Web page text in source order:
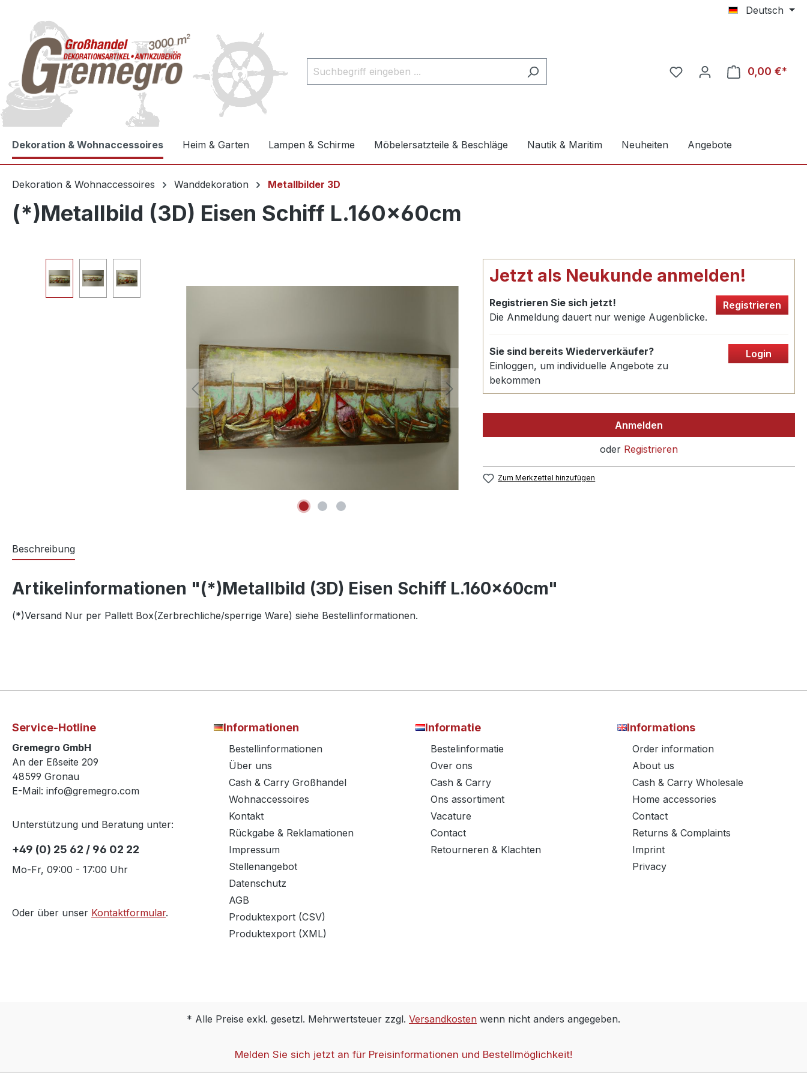
Deutsch
0,00 €*
Dekoration & Wohnaccessoires Heim & Garten Lampen & Schirme Möbelersatzteile & Beschläge Nautik & Maritim Neuheiten Angebote
Dekoration & Wohnaccessoires Wanddekoration Metallbilder 3D
(*)Metallbild (3D) Eisen Schiff L.160x60cm
Jetzt als Neukunde anmelden!
Registrieren Sie sich jetzt!
Die Anmeldung dauert nur wenige Augenblicke.
Registrieren
Sie sind bereits Wiederverkäufer?
Einloggen, um individuelle Angebote zu
bekommen
Login
Anmelden
oder Registrieren
Zum Merkzettel hinzufügen
Beschreibung
Artikelinformationen "(*)Metallbild (3D) Eisen Schiff L.160x60cm"
(*)Versand Nur per Pallett Box(Zerbrechliche/sperrige Ware) siehe Bestellinformationen.
Service-Hotline
Gremegro GmbH
An der Eßseite 209
48599 Gronau
E-Mail: info@gremegro.com
Unterstützung und Beratung unter:
+49 (0) 25 62 / 96 02 22
Mo-Fr, 09:00 - 17:00 Uhr
Oder über unser Kontaktformular.
Informationen
Bestellinformationen
Über uns
Cash & Carry Großhandel
Wohnaccessoires
Kontakt
Rückgabe & Reklamationen
Impressum
Stellenangebot
Datenschutz
AGB
Produktexport (CSV)
Produktexport (XML)
Informatie
Bestelinformatie
Over ons
Cash & Carry
Ons assortiment
Vacature
Contact
Retourneren & Klachten
Informations
Order information
About us
Cash & Carry Wholesale
Home accessories
Contact
Returns & Complaints
Imprint
Privacy
* Alle Preise exkl. gesetzl. Mehrwertsteuer zzgl. Versandkosten wenn nicht anders angegeben.
Melden Sie sich jetzt an für Preisinformationen und Bestellmöglichkeit!